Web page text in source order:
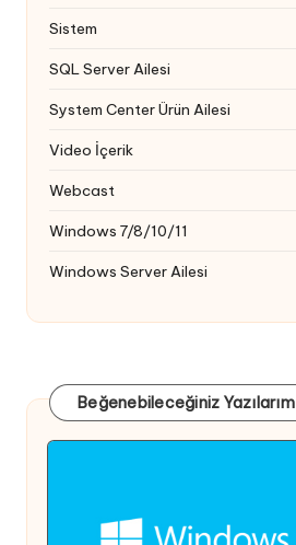
Sistem
SQL Server Ailesi
System Center Ürün Ailesi
Video İçerik
Webcast
Windows 7/8/10/11
Windows Server Ailesi
Beğenebileceğiniz Yazılarım